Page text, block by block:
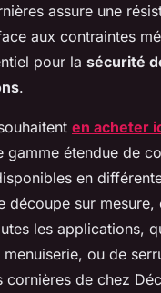
assure une
aux contraintes
pour la sécurité
.
en acheter
gamme étendue de
en
découpe sur mesure,
les applications,
ou de
cornières de chez